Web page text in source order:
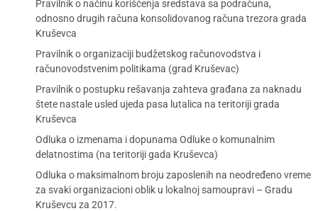
Pravilnik o načinu korišćenja sredstava sa podračuna,
odnosno drugih računa konsolidovanog računa trezora grada
Kruševca
Pravilnik o organizaciji budžetskog računovodstva i
računovodstvenim politikama (grad Kruševac)
Pravilnik o postupku rešavanja zahteva građana za naknadu
štete nastale usled ujeda pasa lutalica na teritoriji grada
Kruševca
Odluka o izmenama i dopunama Odluke o komunalnim
delatnostima (na teritoriji gada Kruševca)
Odluka o maksimalnom broju zaposlenih na neodređeno vreme
za svaki organizacioni oblik u lokalnoj samoupravi – Gradu
Kruševcu za 2017.